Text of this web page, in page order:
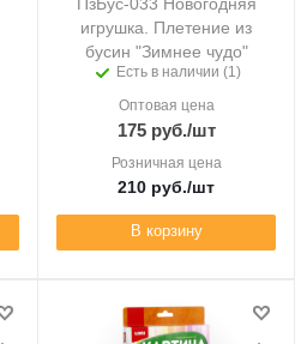
игрушка. Плетение из
бусин "Зимнее чудо"
Есть в наличии (1)
Оптовая цена
175руб./шт
Розничная цена
210 руб./шт
В корзину